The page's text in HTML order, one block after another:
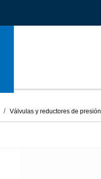
Válvulas y reductores de presión